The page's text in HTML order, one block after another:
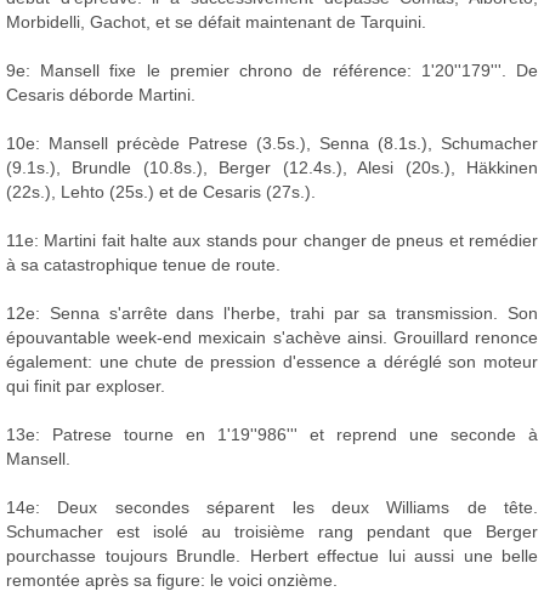
Morbidelli, Gachot, et se défait maintenant de Tarquini.
9e: Mansell fixe le premier chrono de référence: 1'20''179'''. De
Cesaris déborde Martini.
10e: Mansell précède Patrese (3.5s.), Senna (8.1s.), Schumacher
(9.1s.), Brundle (10.8s.), Berger (12.4s.), Alesi (20s.), Häkkinen
(22s.), Lehto (25s.) et de Cesaris (27s.).
11e: Martini fait halte aux stands pour changer de pneus et remédier
à sa catastrophique tenue de route.
12e: Senna s'arrête dans l'herbe, trahi par sa transmission. Son
épouvantable week-end mexicain s'achève ainsi. Grouillard renonce
également: une chute de pression d'essence a déréglé son moteur
qui finit par exploser.
13e: Patrese tourne en 1'19''986''' et reprend une seconde à
Mansell.
14e: Deux secondes séparent les deux Williams de tête.
Schumacher est isolé au troisième rang pendant que Berger
pourchasse toujours Brundle. Herbert effectue lui aussi une belle
remontée après sa figure: le voici onzième.